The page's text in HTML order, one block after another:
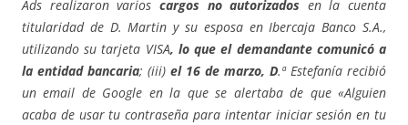
Ads realizaron varios cargos no autorizados en la cuenta
titularidad de D. Martin y su esposa en Ibercaja Banco S.A.,
utilizando su tarjeta VISA, lo que el demandante comunicó a
la entidad bancaria; (iii) el 16 de marzo, D.ª Estefanía recibió
un email de Google en la que se alertaba de que «Alguien
acaba de usar tu contraseña para intentar iniciar sesión en tu